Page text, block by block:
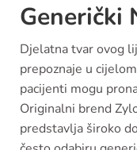
Generički
Djelatna tvar ovog
prepoznaje u
pacijenti mogu
Originalni brend
predstavlja široko